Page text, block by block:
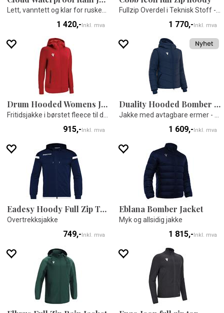
1 420,-Inkl. mva 1 770,-Inkl. mva
Drum Hooded Womens Jacket
915,-Inkl. mva
Duality Hooded Bomber Jacket
1 609,-Inkl. mva
Eadesy Hoody Full Zip Top
Overtrekksjakke
749,-Inkl. mva
Eblana Bomber Jacket
Myk og allsidig jakke
1 815,-Inkl. mva